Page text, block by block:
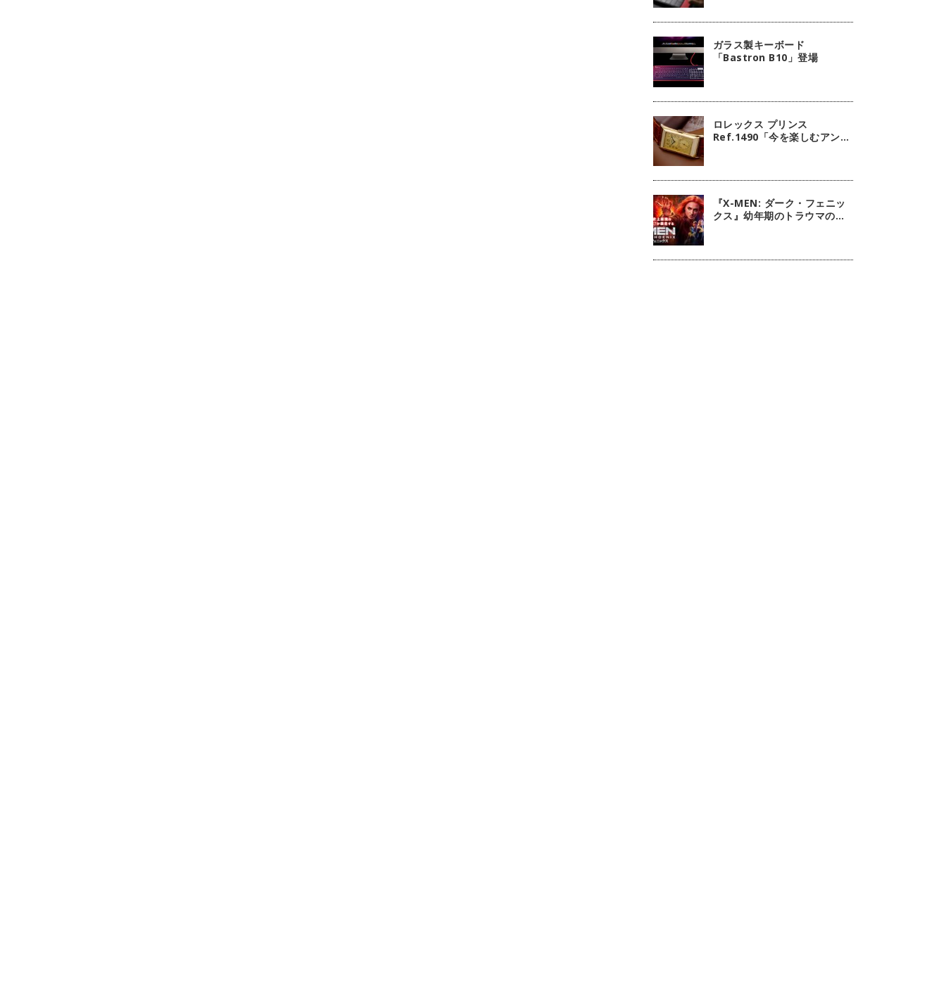
ガラス製キーボード
「Bastron B10」登場
ロレックス プリンス
Ref.1490「今を楽しむアンテ
『X-MEN: ダーク・フェニッ
クス』幼年期のトラウマの扱